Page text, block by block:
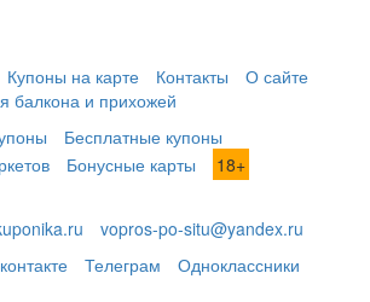
Купоны на карте Контакты
О сайте
балкона и прихожей
Бесплатные купоны
Бонусные карты 18+
vopros-po-situ@yandex.ru
Телеграм
Одноклассники